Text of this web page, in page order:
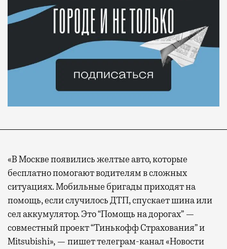
«В Москве появились желтые авто, которые
бесплатно помогают водителям в сложных
ситуациях. Мобильные бригады приходят на
помощь, если случилось ДТП, спускает шина или
сел аккумулятор. Это “Помощь на дорогах” —
совместный проект “Тинькофф Страхования” и
Mitsubishi», — пишет телеграм-канал «Новости